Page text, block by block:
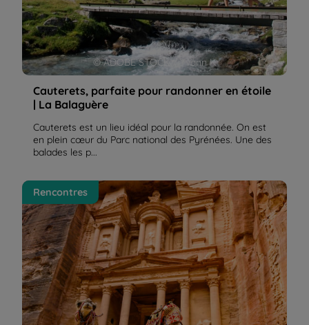
© ADOBE STOCK / Yvann K
Cauterets, parfaite pour randonner en étoile
| La Balaguère
Cauterets est un lieu idéal pour la randonnée. On est
en plein cœur du Parc national des Pyrénées. Une des
balades les p...
La Jordanie, un voyage passionnant dans l'histoire |
La Balaguère
Rencontres